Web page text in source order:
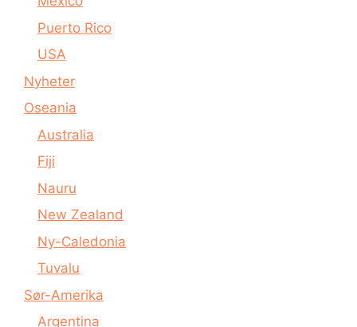
Puerto Rico
USA
Nyheter
Oseania
Australia
Fiji
Nauru
New Zealand
Ny-Caledonia
Tuvalu
Sør-Amerika
Argentina